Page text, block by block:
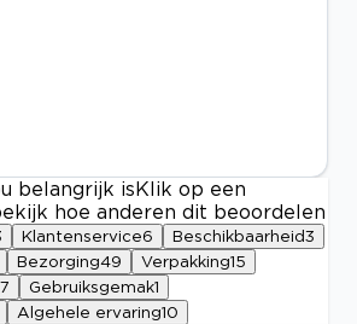
belangrijk is Klik op een
hoe anderen dit beoordelen
Klantenservice6 Beschikbaarheid3
Bezorging49 Verpakking15
7 Gebruiksgemak1
Algehele ervaring10